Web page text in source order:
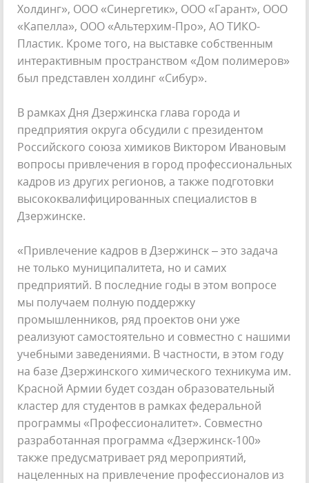
Холдинг», ООО «Синергетик», ООО «Гарант», ООО
«Капелла», ООО «Альтерхим-Про», АО ТИКО-
Пластик. Кроме того, на выставке собственным
интерактивным пространством «Дом полимеров»
был представлен холдинг «Сибур».
В рамках Дня Дзержинска глава города и
предприятия округа обсудили с президентом
Российского союза химиков Виктором Ивановым
вопросы привлечения в город профессиональных
кадров из других регионов, а также подготовки
высококвалифицированных специалистов в
Дзержинске.
«Привлечение кадров в Дзержинск – это задача
не только муниципалитета, но и самих
предприятий. В последние годы в этом вопросе
мы получаем полную поддержку
промышленников, ряд проектов они уже
реализуют самостоятельно и совместно с нашими
учебными заведениями. В частности, в этом году
на базе Дзержинского химического техникума им.
Красной Армии будет создан образовательный
кластер для студентов в рамках федеральной
программы «Профессионалитет». Совместно
разработанная программа «Дзержинск-100»
также предусматривает ряд мероприятий,
нацеленных на привлечение профессионалов из